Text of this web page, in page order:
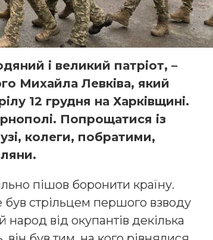
і великий патріот, –
Михайла Левківа, який
12 грудня на Харківщині.
Попрощатися із
колеги, побратими,
пішов боронити країну.
був стрільцем першого взводу
народ від окупантів декілька